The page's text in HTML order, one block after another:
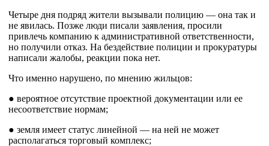
Четыре дня подряд жители вызывали полицию — она так и
не явилась. Позже люди писали заявления, просили
привлечь компанию к административной ответственности,
но получили отказ. На бездействие полиции и прокуратуры
написали жалобы, реакции пока нет.
Что именно нарушено, по мнению жильцов:
● вероятное отсутствие проектной документации или ее
несоответствие нормам;
● земля имеет статус линейной — на ней не может
располагаться торговый комплекс;